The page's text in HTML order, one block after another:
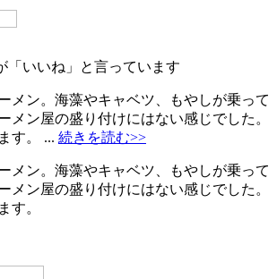
「いいね」と言っています
メン。海藻やキャベツ、もやしが乗って
メン屋の盛り付けにはない感じでした。
す。 ... 続きを読む>>
メン。海藻やキャベツ、もやしが乗って
メン屋の盛り付けにはない感じでした。
す。